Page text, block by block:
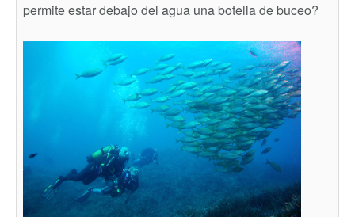
permite estar debajo del agua una botella de buceo?